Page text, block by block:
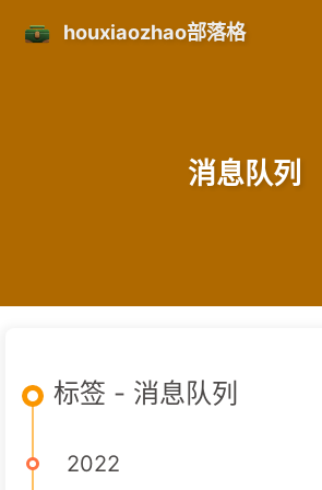
houxiaozhao部落格
消息队列
标签 - 消息队列
2022